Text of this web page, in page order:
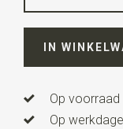
Lengte6 cm
IN
Op voorraad
Op